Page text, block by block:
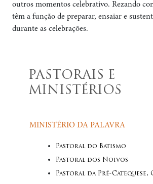
outros momentos celebrativo. Rezando
têm a função de preparar, ensaiar e
durante as celebrações.
PASTORAIS E
MINISTÉRIOS
MINISTÉRIO DA PALAVRA
Pastoral do Batismo
Pastoral dos Noivos
Pastoral da Pré-Catequese,